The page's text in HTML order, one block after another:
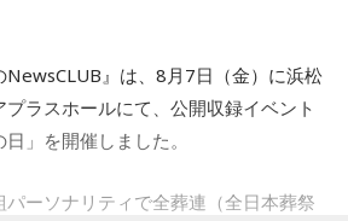
』は、8月7日（金）に浜松
ラスホールにて、公開収録イベント
」を開催しました。
ーソナリティで全葬連（全日本葬祭